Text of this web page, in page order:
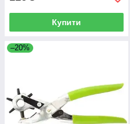
Купити
–20%